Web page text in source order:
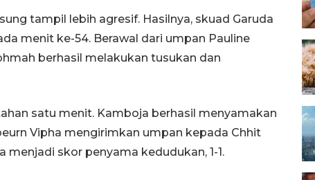
tampil lebih agresif. Hasilnya, skuad Garuda
menit ke-54. Berawal dari umpan Pauline
berhasil melakukan tusukan dan
satu menit. Kamboja berhasil menyamakan
Vipha mengirimkan umpan kepada Chhit
skor penyama kedudukan, 1-1.